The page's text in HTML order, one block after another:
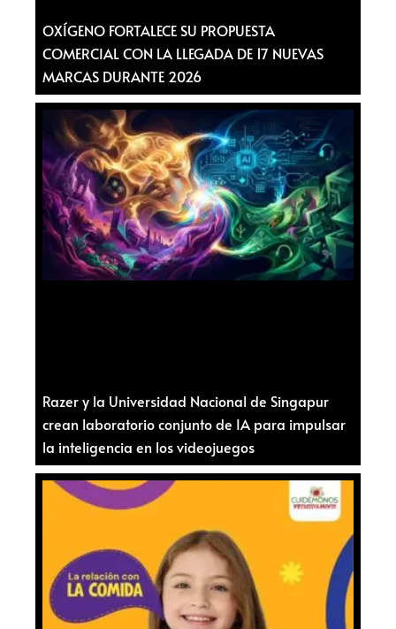
OXÍGENO FORTALECE SU PROPUESTA
COMERCIAL CON LA LLEGADA DE 17 NUEVAS
MARCAS DURANTE 2026
Razer y la Universidad Nacional de Singapur
crean laboratorio conjunto de IA para impulsar
la inteligencia en los videojuegos